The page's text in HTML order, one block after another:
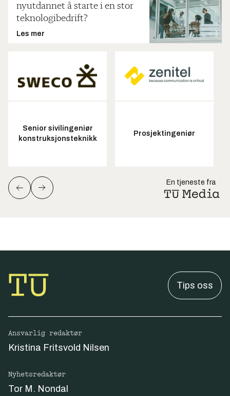
nyutdannet å starte i en stor
teknologibedrift?
Les mer
Senior sivilingeniør
konstruksjonsteknikk
Prosjektingeniør
En tjeneste fra
Tips oss
Ansvarlig redaktør
Kristina Fritsvold Nilsen
Nyhetsredaktør
Tor M. Nondal